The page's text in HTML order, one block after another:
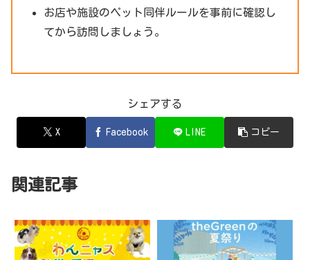
お店や施設のペット同伴ルールを事前に確認し
てから訪問しましょう。
シェアする
X Facebook LINE コピー
関連記事